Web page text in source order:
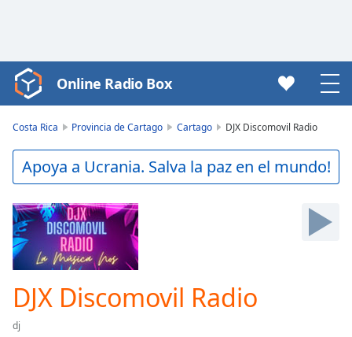
Video
Player
Play
Video
Skip
Backward
Skip
Forward
Mute
Current
Time 0:00
Online Radio Box
Costa Rica Provincia de Cartago Cartago DJX Discomovil Radio
Apoya a Ucrania. Salva la paz en el mundo!
DJX Discomovil Radio
dj